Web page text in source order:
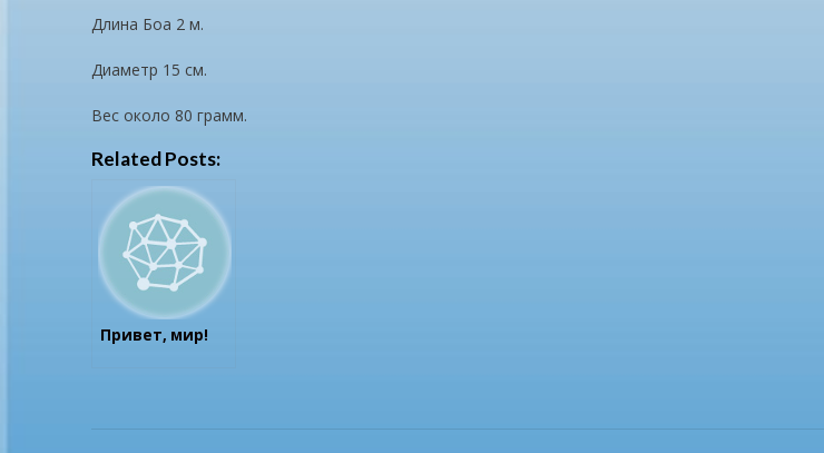
Длина Боа 2 м.
Диаметр 15 см.
Вес около 80 грамм.
Related Posts:
Привет, мир!